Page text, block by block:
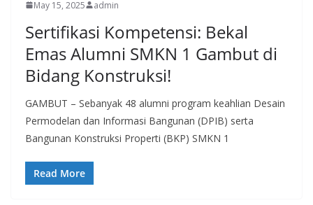
May 15, 2025 admin
Sertifikasi Kompetensi: Bekal
Emas Alumni SMKN 1 Gambut di
Bidang Konstruksi!
GAMBUT – Sebanyak 48 alumni program keahlian Desain
Permodelan dan Informasi Bangunan (DPIB) serta
Bangunan Konstruksi Properti (BKP) SMKN 1
Read More